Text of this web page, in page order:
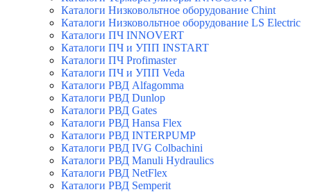
Каталоги Низковольтное оборудование Chint
Каталоги Низковольтное оборудование LS Electric
Каталоги ПЧ INNOVERT
Каталоги ПЧ и УПП INSTART
Каталоги ПЧ Profimaster
Каталоги ПЧ и УПП Veda
Каталоги РВД Alfagomma
Каталоги РВД Dunlop
Каталоги РВД Gates
Каталоги РВД Hansa Flex
Каталоги РВД INTERPUMP
Каталоги РВД IVG Colbachini
Каталоги РВД Manuli Hydraulics
Каталоги РВД NetFlex
Каталоги РВД Semperit